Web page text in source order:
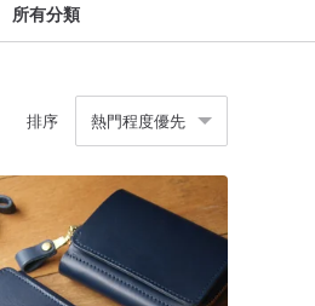
所有分類
排序 熱門程度優先